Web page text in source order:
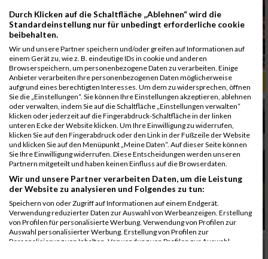
ALBUM B2RUN KÖLN / 05.09.2019
Durch Klicken auf die Schaltfläche „Ablehnen“ wird die
Standardeinstellung nur für unbedingt erforderliche cookie
beibehalten.
Wir und unsere Partner speichern und/oder greifen auf Informationen auf
einem Gerät zu, wie z. B. eindeutige IDs in cookie und anderen
Browserspeichern, um personenbezogene Daten zu verarbeiten. Einige
Anbieter verarbeiten Ihre personenbezogenen Daten möglicherweise
aufgrund eines berechtigten Interesses. Um dem zu widersprechen, öffnen
Sie die „Einstellungen“. Sie können Ihre Einstellungen akzeptieren, ablehnen
oder verwalten, indem Sie auf die Schaltfläche „Einstellungen verwalten“
klicken oder jederzeit auf die Fingerabdruck-Schaltfläche in der linken
unteren Ecke der Website klicken. Um Ihre Einwilligung zu widerrufen,
klicken Sie auf den Fingerabdruck oder den Link in der Fußzeile der Website
und klicken Sie auf den Menüpunkt „Meine Daten“. Auf dieser Seite können
Sie Ihre Einwilligung widerrufen. Diese Entscheidungen werden unseren
Partnern mitgeteilt und haben keinen Einfluss auf die Browserdaten.
Wir und unsere Partner verarbeiten Daten, um die Leistung
der Website zu analysieren und Folgendes zu tun:
Speichern von oder Zugriff auf Informationen auf einem Endgerät.
Verwendung reduzierter Daten zur Auswahl von Werbeanzeigen. Erstellung
von Profilen für personalisierte Werbung. Verwendung von Profilen zur
Auswahl personalisierter Werbung. Erstellung von Profilen zur
Personalisierung von Inhalten. Verwendung von Profilen zur Auswahl